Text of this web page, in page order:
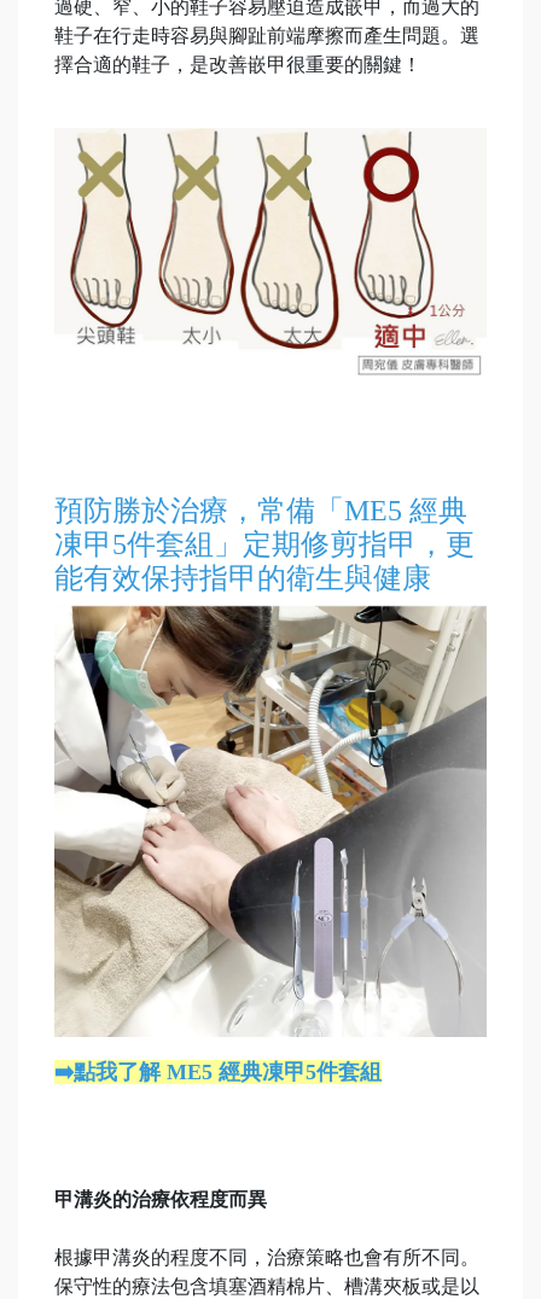
過硬、窄、小的鞋子容易壓迫造成嵌甲，而過大的
鞋子在行走時容易與腳趾前端摩擦而產生問題。選
擇合適的鞋子，是改善嵌甲很重要的關鍵！
預防勝於治療，常備「ME5 經典
凍甲5件套組」定期修剪指甲，更
能有效保持指甲的衛生與健康
➡️點我了解 ME5 經典凍甲5件套組
甲溝炎的治療依程度而異
根據甲溝炎的程度不同，治療策略也會有所不同。
保守性的療法包含填塞酒精棉片、槽溝夾板或是以